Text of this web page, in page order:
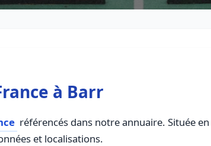
à Barr
référencés dans notre annuaire. Située
et localisations.